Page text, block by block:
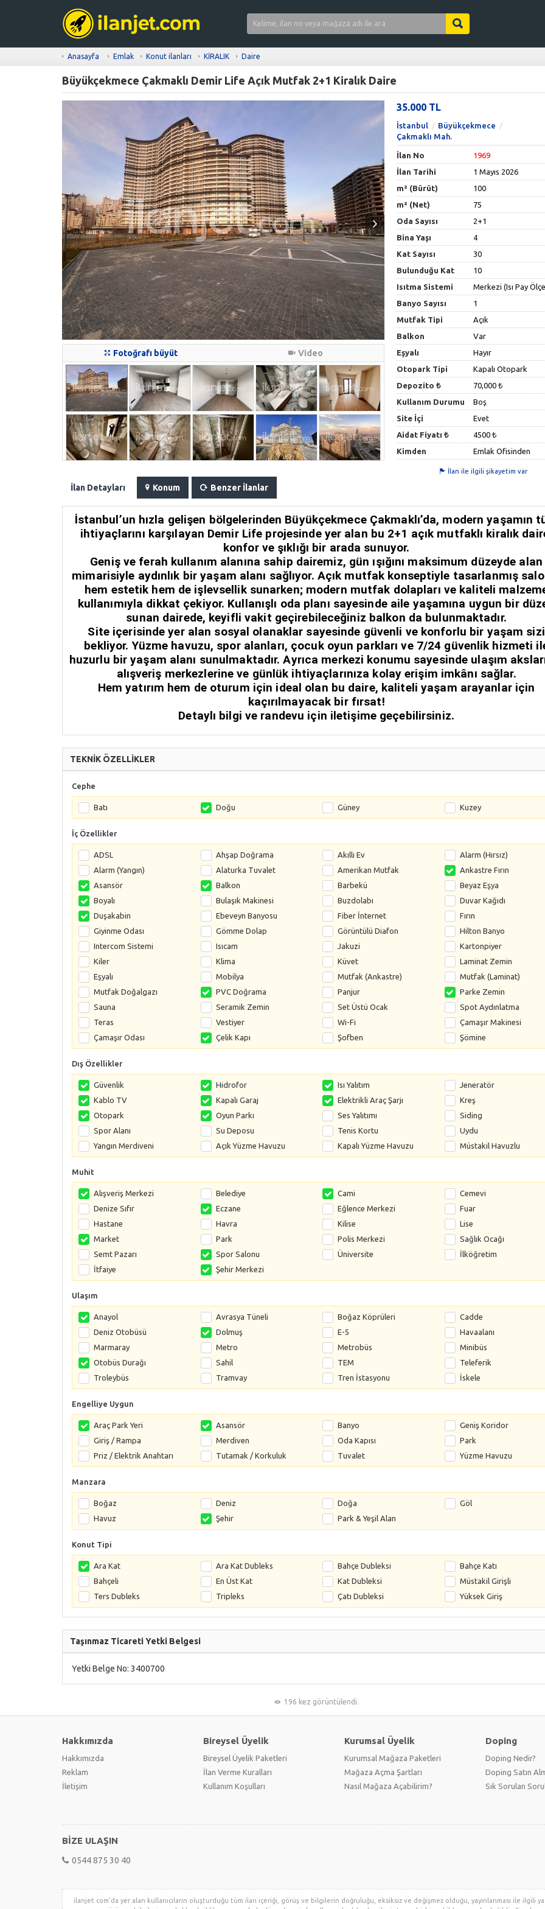
Anasayfa Emlak Konut ilanları KİRALIK Daire
Büyükçekmece Çakmaklı Demir Life Açık Mutfak 2+1 Kiralık Daire
Fotoğrafı büyüt Video
35.000 TL
İstanbul
Büyükçekmece
Çakmaklı Mah.
İlan No
1969
İlan Tarihi
1 Mayıs 2026
m² (Bürüt)
100
m² (Net)
75
Oda Sayısı
2+1
Bina Yaşı
4
Kat Sayısı
30
Bulunduğu Kat
10
Isıtma Sistemi
Merkezi (Isı Pay
Banyo Sayısı
1
Mutfak Tipi
Açık
Balkon
Var
Eşyalı
Hayır
Otopark Tipi
Kapalı Otopark
Depozito ₺
70,000 ₺
Kullanım Durumu
Boş
Site İçi
Evet
Aidat Fiyatı ₺
4500 ₺
Kimden
Emlak Ofisinden
İlan ile ilgili şikayetim var
İlan Detayları Konum Benzer İlanlar
İstanbul’un hızla gelişen bölgelerinden Büyükçekmece Çakmaklı’da, modern yaşamın
ihtiyaçlarını karşılayan Demir Life projesindeyer alan bu 2+1 açık mutfaklı kiralık
konfor ve şıklığı bir arada sunuyor.
Geniş ve ferah kullanım alanına sahip dairemiz, gün ışığını maksimum düzeyde alan
mimarisiyle aydınlık bir yaşam alanı sağlıyor. Açık mutfak konseptiyle tasarlanmış
hem estetik hem de işlevsellik sunarken; modern mutfak dolapları ve kaliteli
kullanımıyla dikkat çekiyor. Kullanışlı oda planı sayesinde aile yaşamına uygun bir
sunan dairede, keyifli vakit geçirebileceğiniz balkon da bulunmaktadır.
Site içerisinde yer alan sosyal olanaklar sayesinde güvenli ve konforlu bir yaşam sizi
bekliyor. Yüzme havuzu, spor alanları, çocuk oyun parkları ve 7/24 güvenlik hizmeti
huzurlu bir yaşam alanı sunulmaktadır. Ayrıca merkezi konumu sayesinde ulaşım
alışveriş merkezlerine ve günlük ihtiyaçlarınıza kolay erişim imkânı sağlar.
Hem yatırım hem de oturum için ideal olan bu daire, kaliteli yaşam arayanlar için
kaçırılmayacak bir fırsat!
Detaylı bilgi ve randevu için iletişime geçebilirsiniz.
TEKNİK ÖZELLİKLER
Cephe
Batı Doğu Güney Kuzey
İç Özellikler
ADSL Ahşap Doğrama Akıllı Ev
Alarm (Hırsız)
Alarm (Yangın)
Alaturka Tuvalet Amerikan Mutfak
Ankastre Fırın
Asansör
Balkon Barbekü
Beyaz Eşya
Boyalı
Bulaşık Makinesi Buzdolabı
Duvar Kağıdı
Duşakabin
Ebeveyn Banyosu Fiber İnternet
Fırın
Giyinme Odası
Gömme Dolap Görüntülü Diafon
Hilton Banyo
Intercom Sistemi
Isıcam Jakuzi
Kartonpiyer
Kiler
Klima Küvet
Laminat Zemin
Eşyalı
Mobilya Mutfak (Ankastre)
Mutfak (Laminat)
Mutfak Doğalgazı
PVC Doğrama Panjur
Parke Zemin
Sauna
Seramik Zemin Set Üstü Ocak
Spot Aydınlatma
Teras
Vestiyer Wi-Fi
Çamaşır Makinesi
Çamaşır Odası
Çelik Kapı Şofben Şömine
Dış Özellikler
Güvenlik Hidrofor Isı Yalıtım
Jeneratör
Kablo TV
Kapalı Garaj Elektrikli Araç Şarjı
Kreş
Otopark
Oyun Parkı Ses Yalıtımı
Siding
Spor Alanı
Su Deposu Tenis Kortu
Uydu
Yangın Merdiveni
Açık Yüzme Havuzu Kapalı Yüzme Havuzu Müstakil Havuzlu
Muhit
Alışveriş Merkezi Belediye Cami
Cemevi
Denize Sıfır
Eczane Eğlence Merkezi
Fuar
Hastane
Havra Kilise
Lise
Market
Park Polis Merkezi
Sağlık Ocağı
Semt Pazarı
Spor Salonu Üniversite
İlköğretim
İtfaiye
Şehir Merkezi
Ulaşım
Anayol Avrasya Tüneli Boğaz Köprüleri
Cadde
Deniz Otobüsü
Dolmuş E-5
Havaalanı
Marmaray
Metro Metrobüs
Minibüs
Otobüs Durağı
Sahil TEM
Teleferik
Troleybüs
Tramvay Tren İstasyonu İskele
Engelliye Uygun
Araç Park Yeri Asansör Banyo
Geniş Koridor
Giriş / Rampa
Merdiven Oda Kapısı
Park
Priz / Elektrik Anahtarı
Tutamak / Korkuluk Tuvalet Yüzme Havuzu
Manzara
Boğaz Deniz Doğa
Göl
Havuz
Şehir Park & Yeşil Alan
Konut Tipi
Ara Kat Ara Kat Dubleks Bahçe Dubleksi
Bahçe Katı
Bahçeli
En Üst Kat Kat Dubleksi
Müstakil Girişli
Ters Dubleks
Tripleks Çatı Dubleksi Yüksek Giriş
Taşınmaz Ticareti Yetki Belgesi
Yetki Belge No: 3400700
196 kez görüntülendi.
Hakkımızda
Hakkımızda
Reklam
İletişim
Bireysel Üyelik
Bireysel Üyelik Paketleri
İlan Verme Kuralları
Kullanım Koşulları
Kurumsal Üyelik
Kurumsal Mağaza Paketleri
Mağaza Açma Şartları
Nasıl Mağaza Açabilirim?
Doping
Doping Nedir?
Doping Satın
Sık Sorulan
BİZE ULAŞIN
0544 875 30 40
ilanjet.com'da yer alan kullanıcıların oluşturduğu tüm ilan içeriği, görüş ve bilgilerin doğruluğu, eksiksiz ve değişmez olduğu, yayınlanması ile ilgili